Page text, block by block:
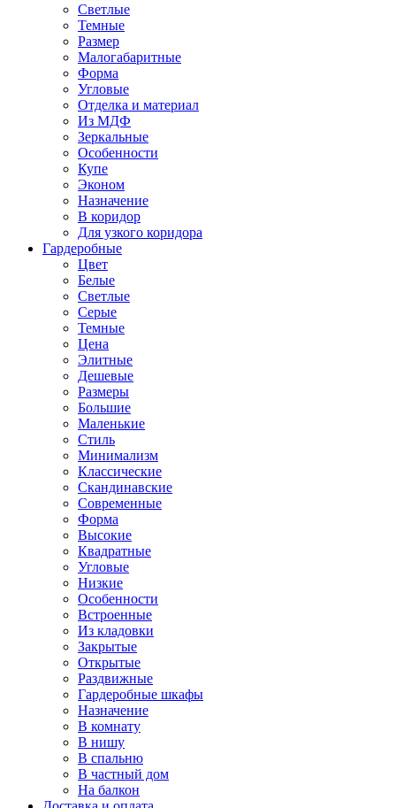
Светлые
Темные
Размер
Малогабаритные
Форма
Угловые
Отделка и материал
Из МДФ
Зеркальные
Особенности
Купе
Эконом
Назначение
В коридор
Для узкого коридора
Гардеробные
Цвет
Белые
Светлые
Серые
Темные
Цена
Элитные
Дешевые
Размеры
Большие
Маленькие
Стиль
Минимализм
Классические
Скандинавские
Современные
Форма
Высокие
Квадратные
Угловые
Низкие
Особенности
Встроенные
Из кладовки
Закрытые
Открытые
Раздвижные
Гардеробные шкафы
Назначение
В комнату
В нишу
В спальню
В частный дом
На балкон